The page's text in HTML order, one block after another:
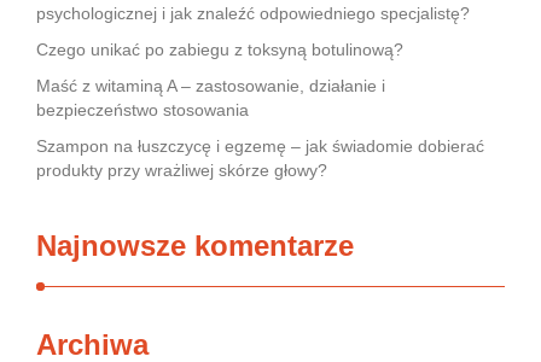
psychologicznej i jak znaleźć odpowiedniego specjalistę?
Czego unikać po zabiegu z toksyną botulinową?
Maść z witaminą A – zastosowanie, działanie i
bezpieczeństwo stosowania
Szampon na łuszczycę i egzemę – jak świadomie dobierać
produkty przy wrażliwej skórze głowy?
Najnowsze komentarze
Archiwa